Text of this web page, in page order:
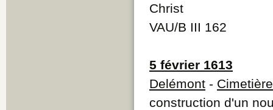
Christ
VAU/B III 162
5 février 1613
Delémont -
construction d'un